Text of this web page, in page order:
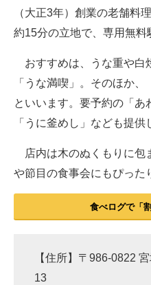
（大正3年）創業の老舗料
約15分の立地で、専用無料
おすすめは、うな重や白
「うな満喫」。そのほか
といいます。要予約の「
「うに釜めし」なども提供
店内は木のぬくもりに包
や節目の食事会にもぴった
食べログで「
【住所】〒986-0822
13